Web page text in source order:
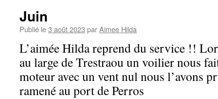
Juin
Publié le3 août 2023 parAimee Hilda
L’aimée Hilda reprend du service !!
au large de Trestraou un voilier nous
moteur avec un vent nul nous l’avons
ramené au port de Perros